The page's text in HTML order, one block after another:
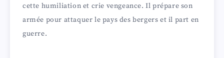
cette humiliation et crie vengeance. Il prépare son
armée pour attaquer le pays des bergers et il part en
guerre.